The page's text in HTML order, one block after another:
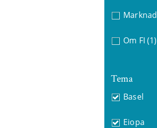
Marknad
Om FI (1)
Tema
Basel
Eiopa